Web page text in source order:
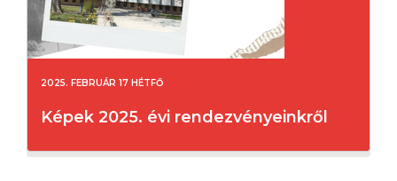
2025. FEBRUÁR 17 HÉTFŐ
Képek 2025. évi rendezvényeinkről